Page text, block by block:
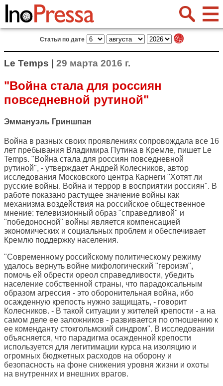
Статьи по дате
Le Temps | 29 марта 2016 г.
"Война стала для россиян
повседневной рутиной"
Эммануэль Гриншпан
Война в разных своих проявлениях сопровождала все 16
лет пребывания Владимира Путина в Кремле, пишет Le
Temps. "Война стала для россиян повседневной
рутиной", - утверждает Андрей Колесников, автор
исследования Московского центра Карнеги "Хотят ли
русские войны. Война и террор в восприятии россиян". В
работе показано растущее значение войны как
механизма воздействия на российское общественное
мнение: телевизионный образ "справедливой" и
"победоносной" войны является компенсацией
экономических и социальных проблем и обеспечивает
Кремлю поддержку населения.
"Современному российскому политическому режиму
удалось вернуть войне мифологический "героизм",
помочь ей обрести ореол справедливости, убедить
население собственной страны, что парадоксальным
образом агрессия - это оборонительная война, ибо
осажденную крепость нужно защищать, - говорит
Колесников. - В такой ситуации у жителей крепости - а на
самом деле ее заложников - развивается по отношению к
ее коменданту стокгольмский синдром". В исследовании
объясняется, что парадигма осажденной крепости
используется для легитимации курса на изоляцию и
огромных бюджетных расходов на оборону и
безопасность на фоне снижения уровня жизни и охоты
на внутренних и внешних врагов.